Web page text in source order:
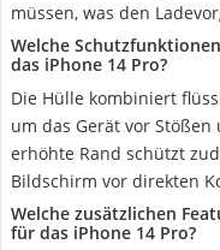
müssen, was den
Welche
das iPhone 14 Pro?
Die Hülle kombiniert
um das Gerät vor
erhöhte Rand schützt
Bildschirm vor direkten
Welche zusätzlichen
für das iPhone 14 Pro?